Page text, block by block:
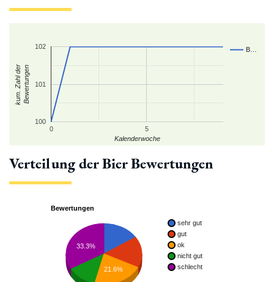
B…
0 5
100
101
102
Kalenderwoche
kum. Zahl derBewertungen
Verteilung der Bier Bewertungen
Bewertungen
sehr gut
gut
ok
nicht gut
schlecht
33.3%
21.6%